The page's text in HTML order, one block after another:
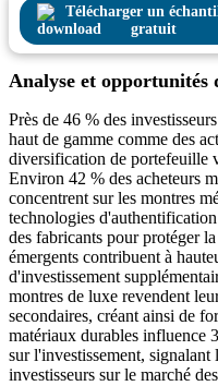
Télécharger un
gratuit
Analyse et opportunités
Près de 46 % des
haut de gamme comme des
diversification de portefeuille
Environ 42 % des acheteurs
concentrent sur les montres
technologies
des fabricants pour protéger
émergents contribuent à
d'investissement
montres de luxe revendent
secondaires, créant ainsi de
matériaux durables influence
sur l'investissement,
investisseurs sur le marché